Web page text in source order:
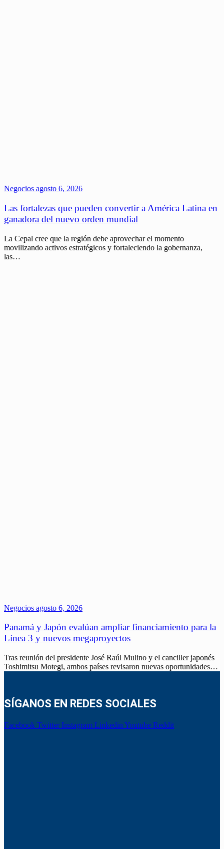
Negocios agosto 6, 2026
Las fortalezas que pueden convertir a América Latina en
ganadora del nuevo orden mundial
La Cepal cree que la región debe aprovechar el momento
movilizando activos estratégicos y fortaleciendo la gobernanza,
las…
Negocios agosto 6, 2026
Panamá y Japón evalúan ampliar financiamiento para la
Línea 3 y nuevos megaproyectos
Tras reunión del presidente José Raúl Mulino y el canciller japonés
Toshimitsu Motegi, ambos países revisaron nuevas oportunidades…
SÍGANOS EN REDES SOCIALES
Facebook Twitter Instagram Linkedin Youtube Reddit